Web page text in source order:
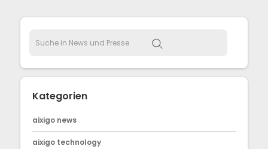
Kategorien
aixigo news
aixigo technology